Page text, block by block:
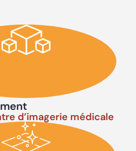
d’imagerie médicale